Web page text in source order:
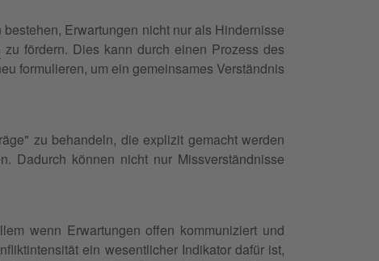
Erwartungen nicht nur als Hindernisse
zu fördern. Dies kann durch einen Prozess des
formulieren, um ein gemeinsames Verständnis
zu behandeln, die explizit gemacht werden
Dadurch können nicht nur Missverständnisse
wenn Erwartungen offen kommuniziert und
ein wesentlicher Indikator dafür ist,